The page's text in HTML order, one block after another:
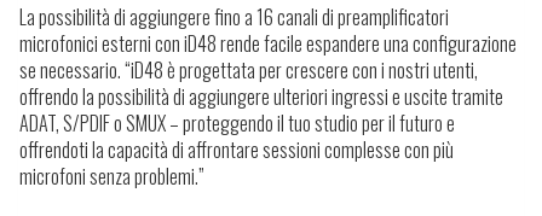
La possibilità di aggiungere fino a 16 canali di preamplificatori
microfonici esterni con iD48 rende facile espandere una configurazione
se necessario. “iD48 è progettata per crescere con i nostri utenti,
offrendo la possibilità di aggiungere ulteriori ingressi e uscite tramite
ADAT, S/PDIF o SMUX – proteggendo il tuo studio per il futuro e
offrendoti la capacità di affrontare sessioni complesse con più
microfoni senza problemi.”